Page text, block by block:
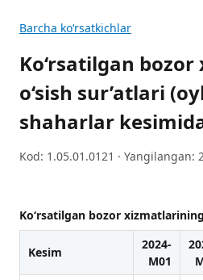
Barcha koʻrsatkichlar
Ko‘rsatilgan
o‘sish sur’atlari
shaharlar
Kod: 1.05.01.0121 · Yangilangan:
Ko‘rsatilgan bozor
Kesim
2024-
M01